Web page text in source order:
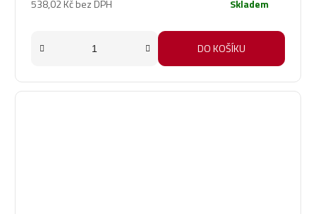
538,02 Kč bez DPH Skladem
DO KOŠÍKU